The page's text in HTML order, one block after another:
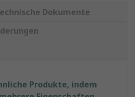
Dokumente
Produkte, indem